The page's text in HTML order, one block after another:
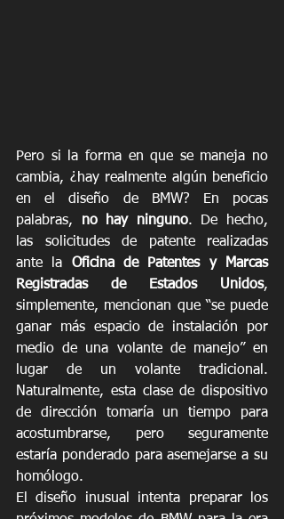
Pero si la forma en que se maneja no
cambia, ¿hay realmente algún beneficio
en el diseño de BMW? En pocas
palabras, no hay ninguno. De hecho,
las solicitudes de patente realizadas
ante la Oficina de Patentes y Marcas
Registradas de Estados Unidos,
simplemente, mencionan que “se puede
ganar más espacio de instalación por
medio de una volante de manejo” en
lugar de un volante tradicional.
Naturalmente, esta clase de dispositivo
de dirección tomaría un tiempo para
acostumbrarse, pero seguramente
estaría ponderado para asemejarse a su
homólogo.
El diseño inusual intenta preparar los